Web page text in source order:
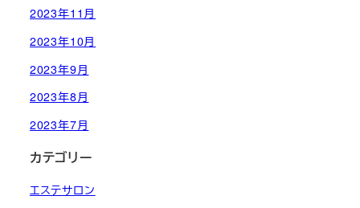
2023年11月
2023年10月
2023年9月
2023年8月
2023年7月
カテゴリー
エステサロン